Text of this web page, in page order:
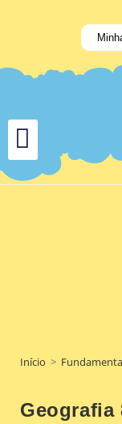
Início >
Geografia